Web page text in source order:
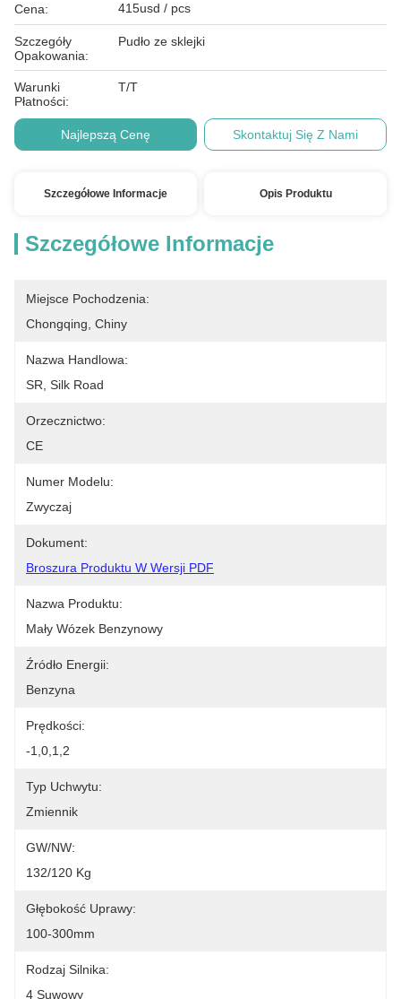
Cena: 415usd / pcs
Szczegóły
Opakowania:
Pudło ze sklejki
Warunki
Płatności:
T/T
Najlepszą Cenę Skontaktuj Się Z Nami
Szczegółowe Informacje Opis Produktu
Szczegółowe Informacje
Miejsce Pochodzenia:
Chongqing, Chiny
Nazwa Handlowa:
SR, Silk Road
Orzecznictwo:
CE
Numer Modelu:
Zwyczaj
Dokument:
Broszura Produktu W Wersji PDF
Nazwa Produktu:
Mały Wózek Benzynowy
Źródło Energii:
Benzyna
Prędkości:
-1,0,1,2
Typ Uchwytu:
Zmiennik
GW/NW:
132/120 Kg
Głębokość Uprawy:
100-300mm
Rodzaj Silnika:
4 Suwowy